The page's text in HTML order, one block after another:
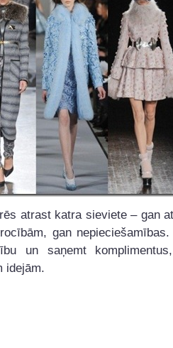
atrast katra sieviete – gan
gan
un saņemt
idejām.